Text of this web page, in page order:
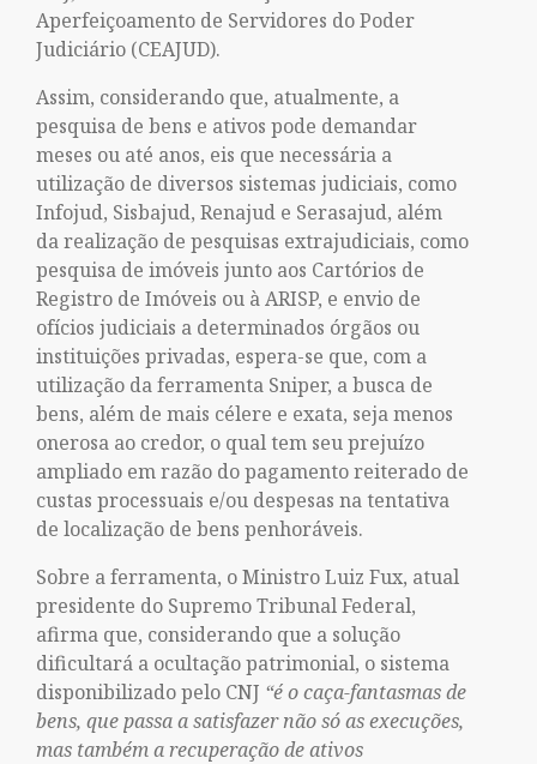
Aperfeiçoamento de Servidores do Poder
Judiciário (CEAJUD).
Assim, considerando que, atualmente, a
pesquisa de bens e ativos pode demandar
meses ou até anos, eis que necessária a
utilização de diversos sistemas judiciais, como
Infojud, Sisbajud, Renajud e Serasajud, além
da realização de pesquisas extrajudiciais, como
pesquisa de imóveis junto aos Cartórios de
Registro de Imóveis ou à ARISP, e envio de
ofícios judiciais a determinados órgãos ou
instituições privadas, espera-se que, com a
utilização da ferramenta Sniper, a busca de
bens, além de mais célere e exata, seja menos
onerosa ao credor, o qual tem seu prejuízo
ampliado em razão do pagamento reiterado de
custas processuais e/ou despesas na tentativa
de localização de bens penhoráveis.
Sobre a ferramenta, o Ministro Luiz Fux, atual
presidente do Supremo Tribunal Federal,
afirma que, considerando que a solução
dificultará a ocultação patrimonial, o sistema
disponibilizado pelo CNJ “é o caça-fantasmas de
bens, que passa a satisfazer não só as execuções,
mas também a recuperação de ativos